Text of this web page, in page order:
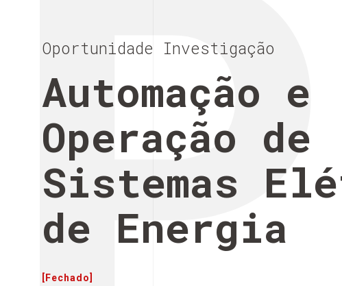
Oportunidade Investigação
Automação e
Operação de
Sistemas
de Energia
[Fechado]